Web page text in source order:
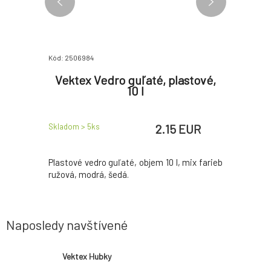
Kód: 2506984
Vektex Vedro guľaté, plastové,
10 l
Skladom > 5ks 2.15 EUR
Plastové vedro guľaté, objem 10 l, mix farieb
ružová, modrá, šedá.
Naposledy navštívené
Vektex Hubky